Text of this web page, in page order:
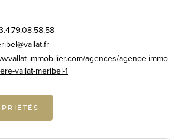
immobilier.com/agences/agence-immo
vallat-meribel-1